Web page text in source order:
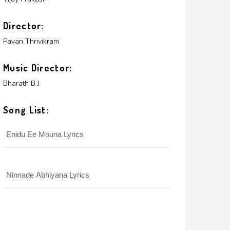
Director:
Pavan Thrivikram
Music Director:
Bharath B J
Song List:
Enidu Ee Mouna Lyrics
Ninnade Abhiyana Lyrics